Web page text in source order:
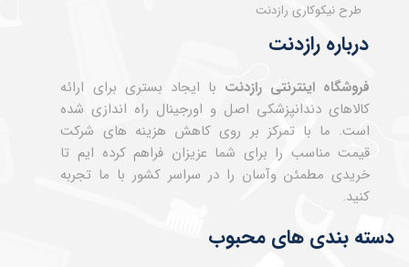
درباره رازدنت
فروشگاه اینترنتی رازدنت با ایجاد بستری برای ارائه
کالاهای دندانپزشکی اصل و اورجینال راه اندازی شده
است. ما با تمرکز بر روی کاهش هزینه های شرکت
قیمت مناسب را برای شما عزیزان فراهم کرده ایم تا
خریدی مطمئن وآسان را در سراسر کشور با ما تجربه
کنید.
طرح نیکوکاری رازدنت
دسته بندی های محبوب